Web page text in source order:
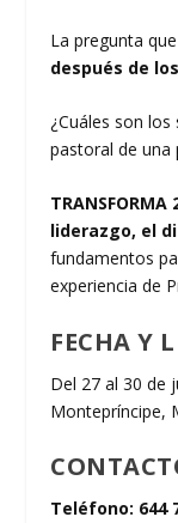
La pregunta
después de
¿Cuáles son
pastoral de una
TRANSFORMA
liderazgo, el
fundamentos
experiencia de
FECHA Y
Del 27 al 30 de
Montepríncipe,
Teléfono: 644